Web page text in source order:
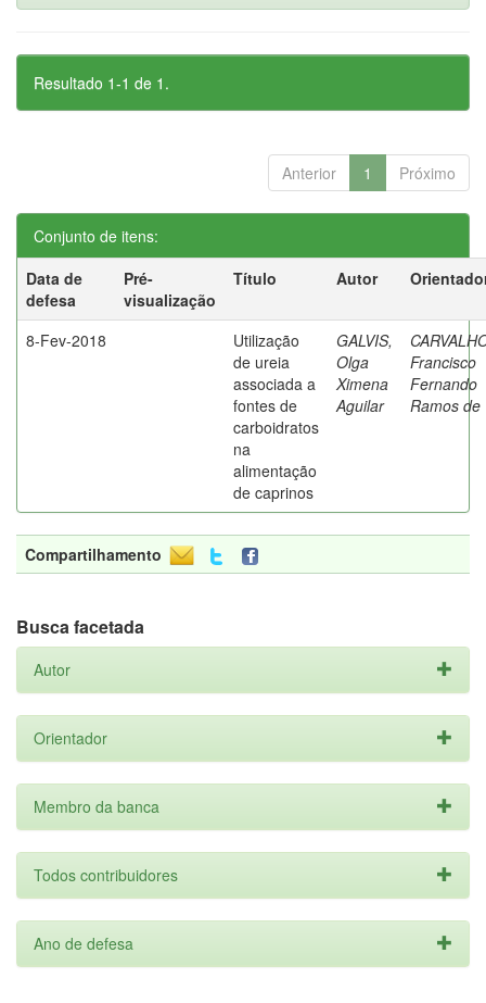
Resultado 1-1 de 1.
Anterior 1 Próximo
Conjunto de itens:
Data de
defesa
Pré-
visualização
Título Autor
8-Fev-2018
Utilização
de ureia
associada a
fontes de
carboidratos
na
alimentação
de caprinos
GALVIS,
Olga
Ximena
Aguilar
Francisco
Fernando
Ramos de
Compartilhamento
Busca facetada
Autor
Orientador
Membro da banca
Todos contribuidores
Ano de defesa